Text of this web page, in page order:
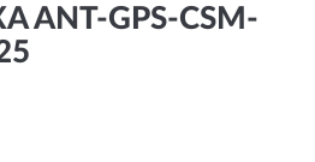
ANT-GPS-CSM-